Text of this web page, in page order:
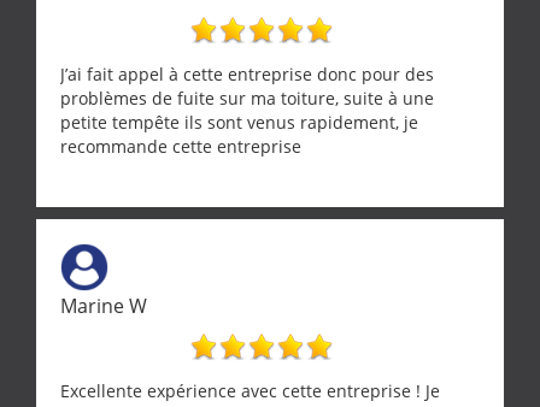
J’ai fait appel à cette entreprise donc pour des
problèmes de fuite sur ma toiture, suite à une
petite tempête ils sont venus rapidement, je
recommande cette entreprise
Marine W
Excellente expérience avec cette entreprise ! Je